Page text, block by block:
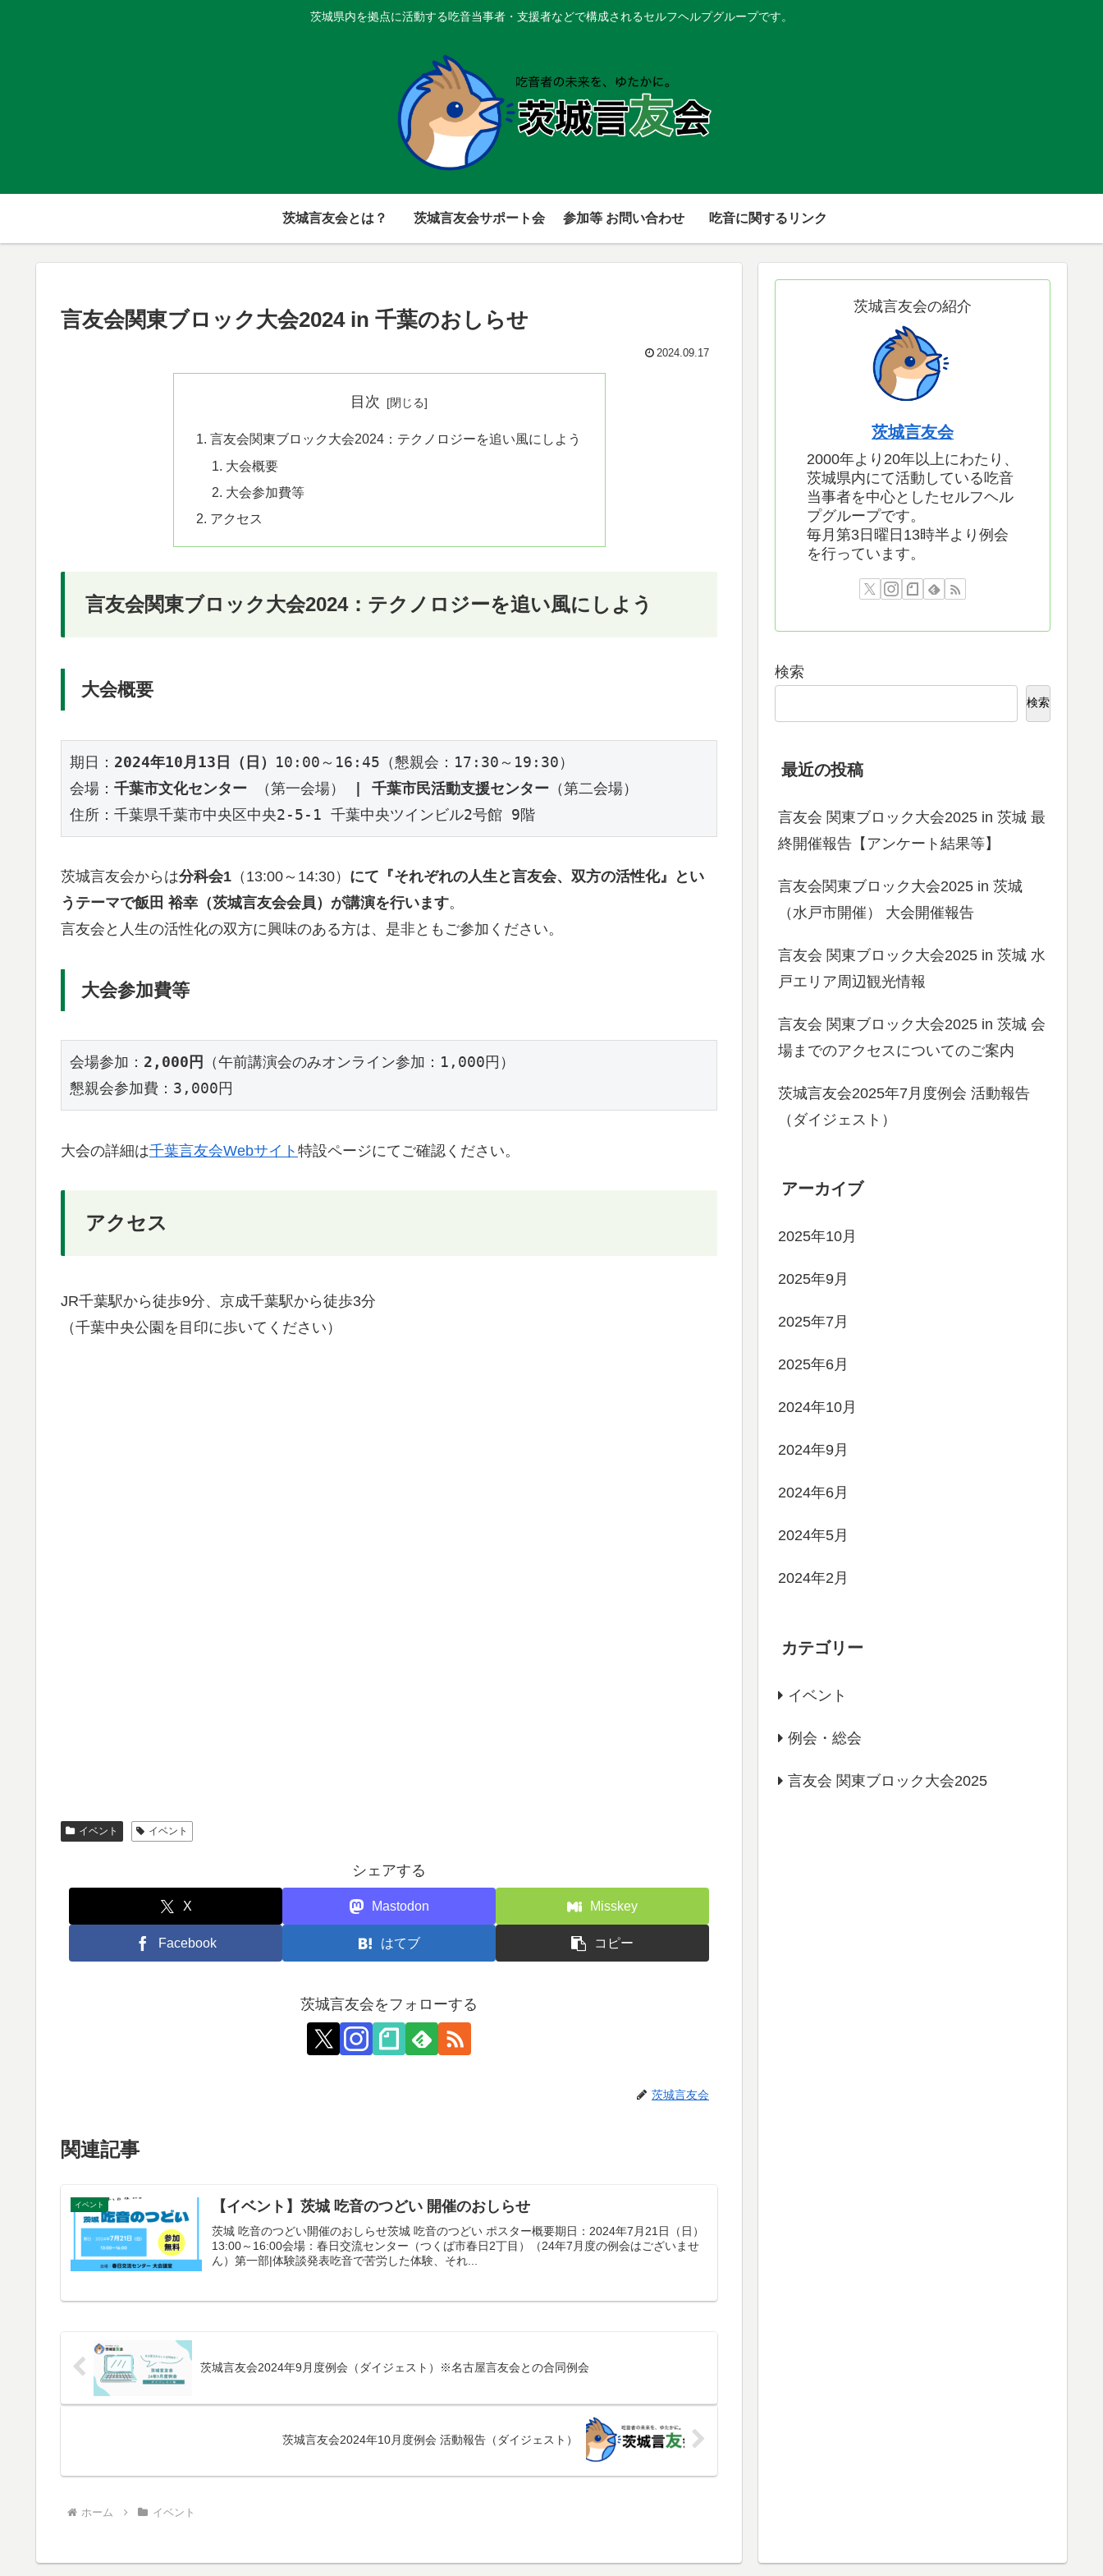
茨城県内を拠点に活動する吃音当事者・支援者などで構成されるセルフヘルプグループです。
茨城言友会とは？ 茨城言友会サポート会 参加等 お問い合わせ 吃音に関するリンク
言友会関東ブロック大会2024 in 千葉のおしらせ
2024.09.17
目次
言友会関東ブロック大会2024：テクノロジーを追い風にしよう
大会概要
大会参加費等
アクセス
言友会関東ブロック大会2024：テクノロジーを追い風にしよう
大会概要
期日： 2024年10月13日（日） 10:00～16:45（懇親会：17:30～19:30）
会場： 千葉市文化センター （第一会場） | 千葉市民活動支援センター （第二会場）
住所：千葉県千葉市中央区中央2-5-1 千葉中央ツインビル2号館 9階
茨城言友会からは分科会1 （13:00～14:30） にて『それぞれの人生と言友会、双方の活性化』とい
うテーマで飯田 裕幸（茨城言友会会員）が講演を行います。
言友会と人生の活性化の双方に興味のある方は、是非ともご参加ください。
大会参加費等
会場参加： 2,000円
（午前講演会のみオンライン参加：1,000円）
懇親会参加費：3,000円
大会の詳細は千葉言友会Webサイト 特設ページにてご確認ください。
アクセス
JR千葉駅から徒歩9分、京成千葉駅から徒歩3分
（千葉中央公園を目印に歩いてください）
イベント イベント
シェアする
X Mastodon Misskey
Facebook はてブ コピー
茨城言友会をフォローする
茨城言友会
関連記事
イベント 【イベント】茨城 吃音のつどい 開催のおしらせ
茨城 吃音のつどい開催のおしらせ茨城 吃音のつどい ポスター概要期日：2024年7月21日（日）
13:00～16:00会場：春日交流センター（つくば市春日2丁目）（24年7月度の例会はございませ
ん）第一部|体験談発表吃音で苦労した体験、それ...
茨城言友会2024年9月度例会（ダイジェスト）※名古屋言友会との合同例会
茨城言友会2024年10月度例会 活動報告（ダイジェスト）
ホーム イベント
茨城言友会の紹介
茨城言友会
2000年より20年以上にわたり、
茨城県内にて活動している吃音
当事者を中心としたセルフヘル
プグループです。
毎月第3日曜日13時半より例会
を行っています。
検索
検索
最近の投稿
言友会 関東ブロック大会2025 in 茨城 最
終開催報告【アンケート結果等】
言友会関東ブロック大会2025 in 茨城
（水戸市開催） 大会開催報告
言友会 関東ブロック大会2025 in 茨城 水
戸エリア周辺観光情報
言友会 関東ブロック大会2025 in 茨城 会
場までのアクセスについてのご案内
茨城言友会2025年7月度例会 活動報告
（ダイジェスト）
アーカイブ
2025年10月
2025年9月
2025年7月
2025年6月
2024年10月
2024年9月
2024年6月
2024年5月
2024年2月
カテゴリー
イベント
例会・総会
言友会 関東ブロック大会2025